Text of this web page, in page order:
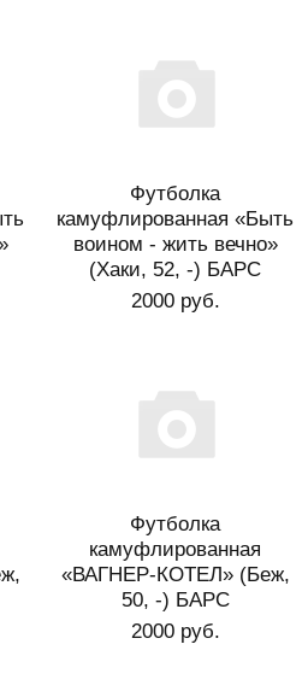
Футболка
камуфлированная «Быть
воином - жить вечно»
(Хаки, 52, -) БАРС
2000 руб.
Футболка
камуфлированная
«ВАГНЕР-КОТЕЛ» (Беж,
50, -) БАРС
2000 руб.